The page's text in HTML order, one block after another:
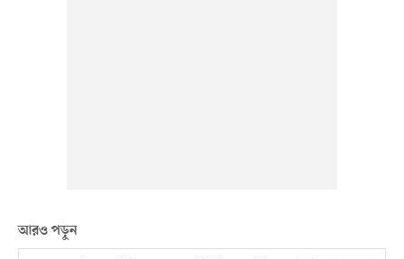
আরও পড়ুন